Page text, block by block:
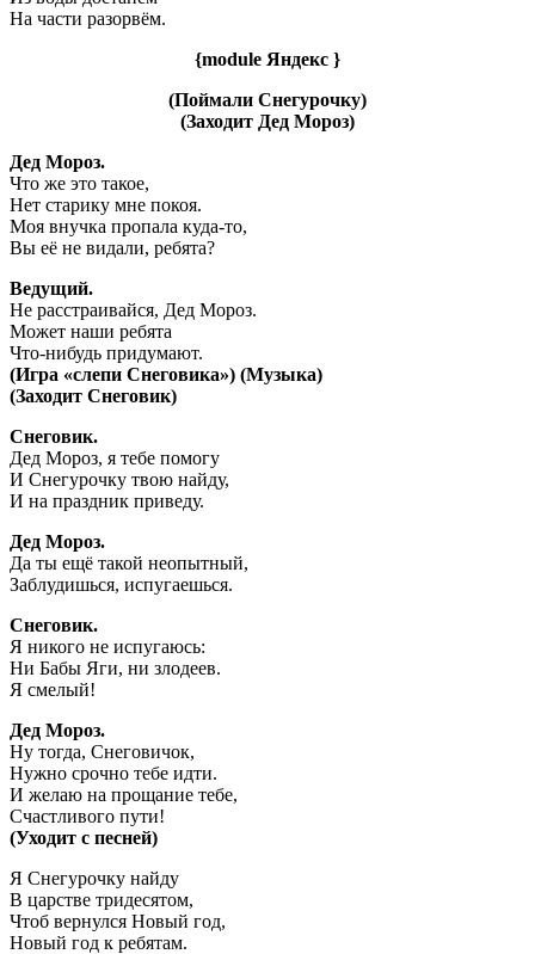
На части разорвём.
{module Яндекс }
(Поймали Снегурочку)
(Заходит Дед Мороз)
Дед Мороз.
Что же это такое,
Нет старику мне покоя.
Моя внучка пропала куда-то,
Вы её не видали, ребята?
Ведущий.
Не расстраивайся, Дед Мороз.
Может наши ребята
Что-нибудь придумают.
(Игра «слепи Снеговика») (Музыка)
(Заходит Снеговик)
Снеговик.
Дед Мороз, я тебе помогу
И Снегурочку твою найду,
И на праздник приведу.
Дед Мороз.
Да ты ещё такой неопытный,
Заблудишься, испугаешься.
Снеговик.
Я никого не испугаюсь:
Ни Бабы Яги, ни злодеев.
Я смелый!
Дед Мороз.
Ну тогда, Снеговичок,
Нужно срочно тебе идти.
И желаю на прощание тебе,
Счастливого пути!
(Уходит с песней)
Я Снегурочку найду
В царстве тридесятом,
Чтоб вернулся Новый год,
Новый год к ребятам.